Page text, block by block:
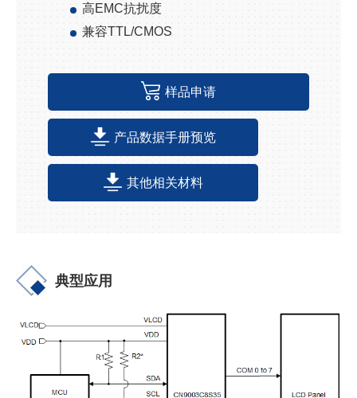
高EMC抗扰度
兼容TTL/CMOS
样品申请
产品数据手册预览
其他相关材料
典型应用